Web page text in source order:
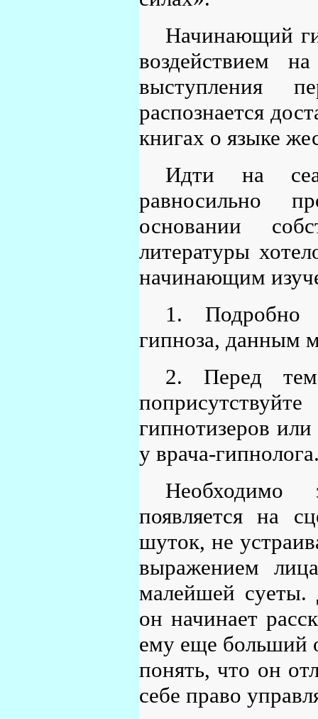
Начинающий
воздействием
выступления
распознается
книгах о языке
Идти на
равносильно
основании
литературы
начинающим
1. Подробно
гипноза, данным
2. Перед тем
гипнотизеров
у врача-
Необходимо
появляется на
шуток, не
выражением
малейшей суеты.
он начинает
ему еще больший
понять, что он
себе право